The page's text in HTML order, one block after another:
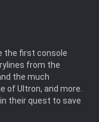
the first console
from the
the much
of Ultron, and more.
their quest to save